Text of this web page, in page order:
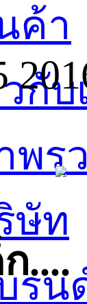
ค้า
กับ
พร
ษัท
รน
....